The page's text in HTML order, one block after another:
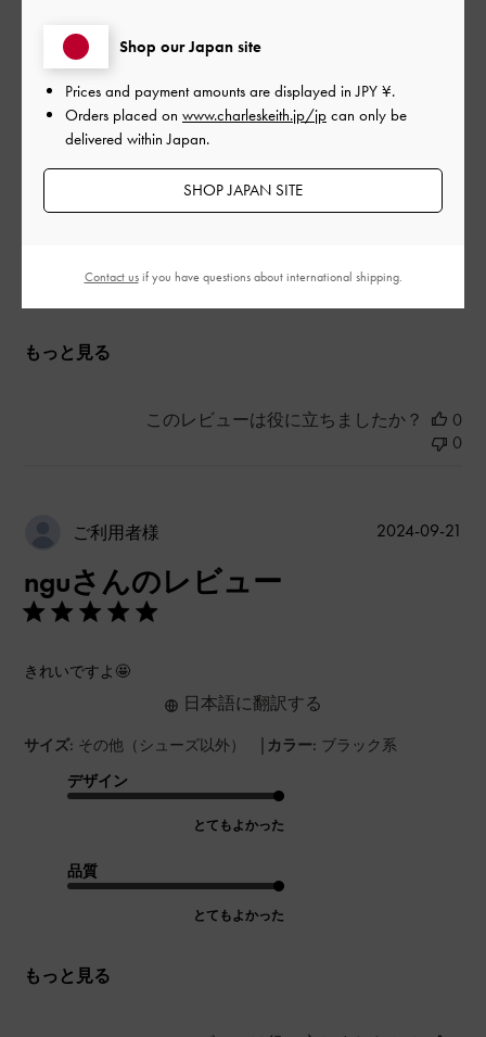
めちゃくちゃ可愛い
サイズ: その他（シューズ以外） |カラー: ブラック系
もっと見る
このレビューは役に立ちましたか？
0
0
ご利用者様
nguさんのレビュー
きれいですよ🤩
サイズ: その他（シューズ以外） | カラー: ブラック系
デザイン
とてもよかった
品質
とてもよかった
もっと見る
日本語に翻訳する
2024-09-21
Shop our Japan site
Prices and payment amounts are displayed inJPY ¥.
Orders placed on www.charleskeith.jp/jp can only be
delivered within Japan.
SHOP JAPAN SITE
Contact usif you have questions about international shipping.